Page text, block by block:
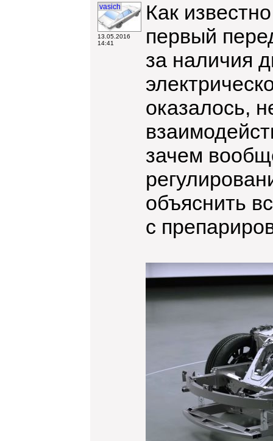
vasich
13.05.2016
14:41
Как
первый
за наличия
оказалось,
зачем
объяснить
с